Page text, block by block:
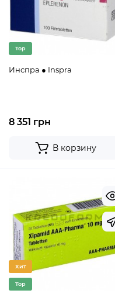
Top
Инспра ● Inspra
8 351 грн
В корзину
Хит
Top